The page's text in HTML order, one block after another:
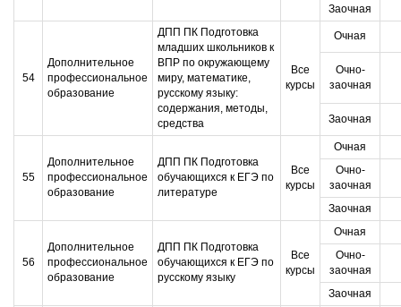
Заочная
54
Дополнительное
профессиональное
образование
ДПП ПК Подготовка
младших школьников к
ВПР по окружающему
миру, математике,
русскому языку:
содержания, методы,
средства
Все
курсы
Очная
Очно-
заочная
Заочная
55
Дополнительное
профессиональное
образование
ДПП ПК Подготовка
обучающихся к ЕГЭ по
литературе
Все
курсы
Очная
Очно-
заочная
Заочная
56
Дополнительное
профессиональное
образование
ДПП ПК Подготовка
обучающихся к ЕГЭ по
русскому языку
Все
курсы
Очная
Очно-
заочная
Заочная